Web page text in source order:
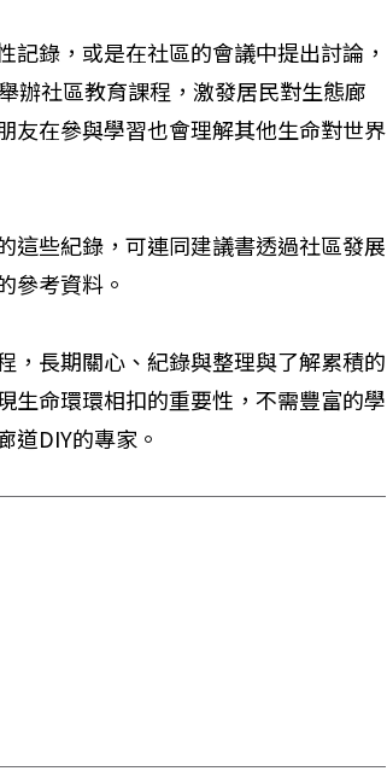
錄，或是在社區的會議中提出討論，
辦社區教育課程，激發居民對生態廊
友在參與學習也會理解其他生命對世界
這些紀錄，可連同建議書透過社區發展
參考資料。
，長期關心、紀錄與整理與了解累積的
生命環環相扣的重要性，不需豐富的學
道DIY的專家。